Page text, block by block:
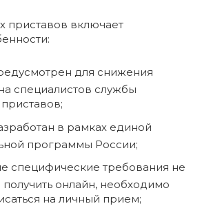
приставов включает
для снижения
специалистов службы
в рамках единой
программы России;
специфические требования не
получить онлайн, необходимо
на личный прием;